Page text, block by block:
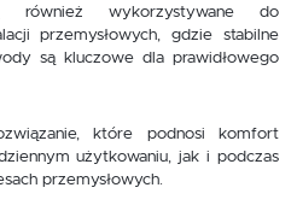
również wykorzystywane do
przemysłowych, gdzie stabilne
są kluczowe dla prawidłowego
które podnosi komfort
użytkowaniu, jak i podczas
przemysłowych.